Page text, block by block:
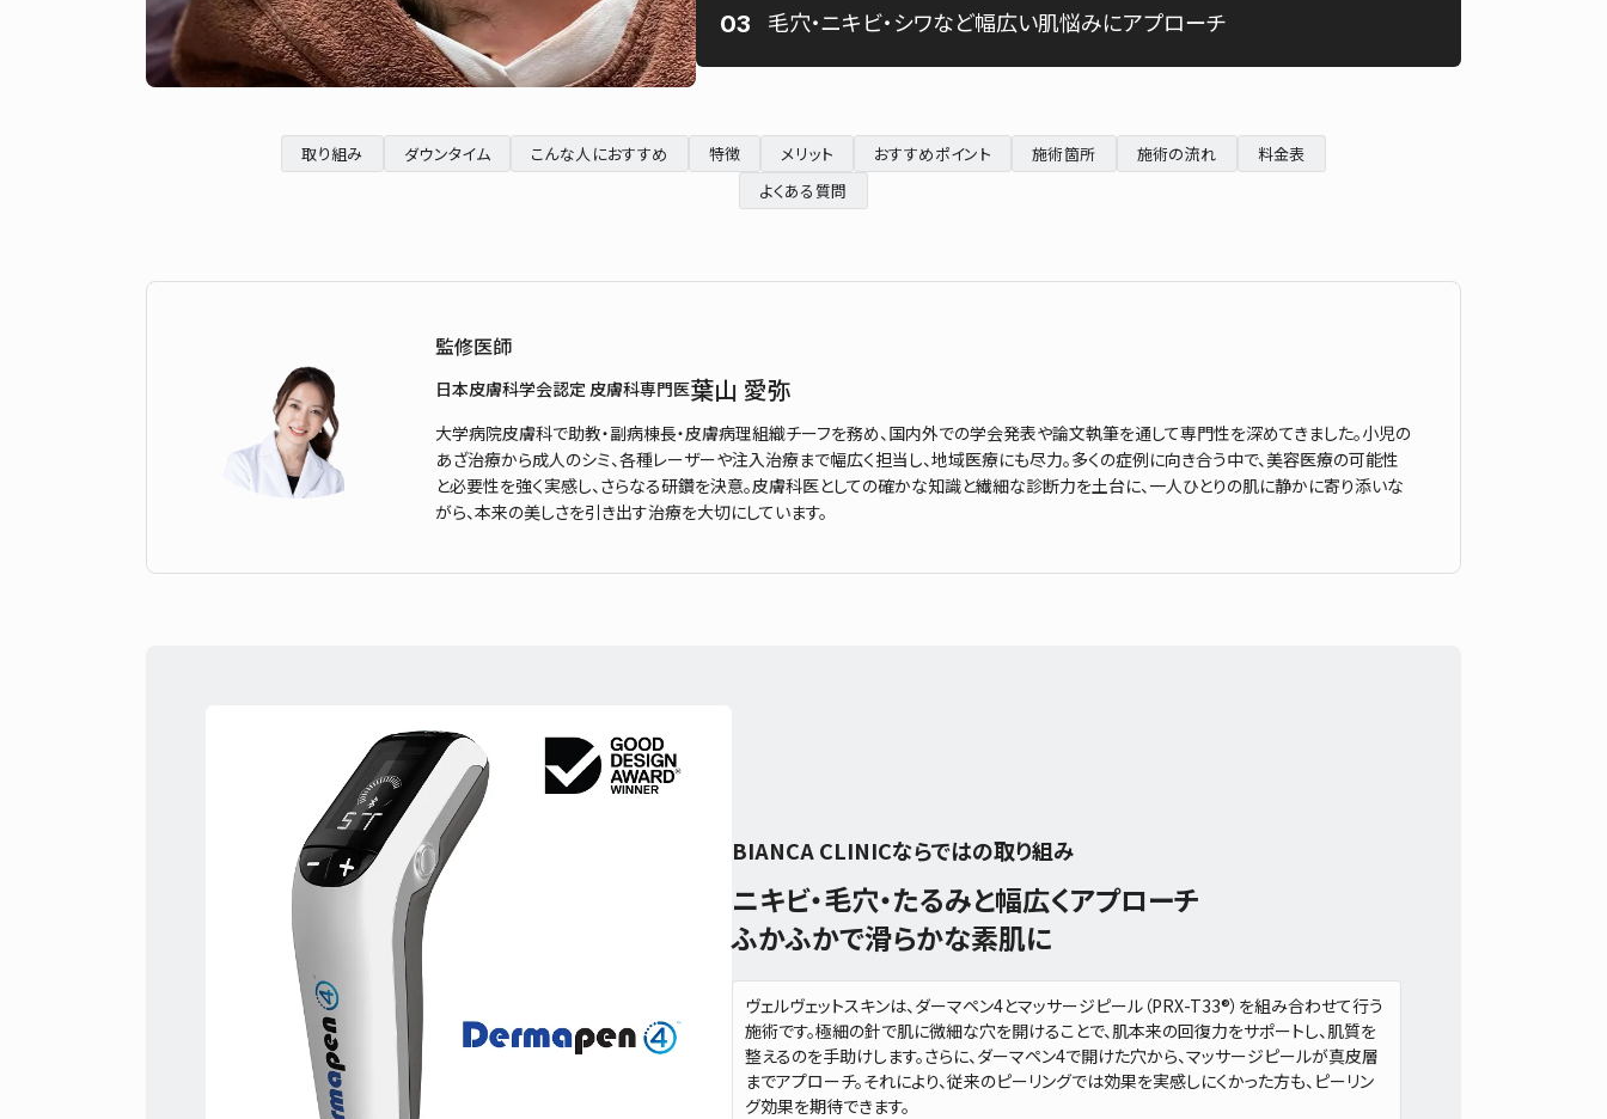
毛穴・ニキビ・シワなど幅広い肌悩みにアプローチ
取り組み ダウンタイム こんな人におすすめ 特徴 メリット おすすめポイント 施術箇所 施術の流れ
料金表
よくある質問
監修医師
日本皮膚科学会認定 皮膚科専門医葉山 愛弥
大学病院皮膚科で助教・副病棟長・皮膚病理組織チーフを務め、国内外での学会発表や論文執筆を通して専門性を深めてきました。小児の
あざ治療から成人のシミ、各種レーザーや注入治療まで幅広く担当し、地域医療にも尽力。多くの症例に向き合う中で、美容医療の可能性
と必要性を強く実感し、さらなる研鑽を決意。皮膚科医としての確かな知識と繊細な診断力を土台に、一人ひとりの肌に静かに寄り添いな
がら、本来の美しさを引き出す治療を大切にしています。
BIANCA CLINICならではの取り組み
ニキビ・毛穴・たるみと幅広くアプローチ
ふかふかで滑らかな素肌に
ヴェルヴェットスキンは、ダーマペン4とマッサージピール（PRX-T33®）を組み合わせて行う
施術です。極細の針で肌に微細な穴を開けることで、肌本来の回復力をサポートし、肌質を
整えるのを手助けします。さらに、ダーマペン4で開けた穴から、マッサージピールが真皮層
までアプローチ。それにより、従来のピーリングでは効果を実感しにくかった方も、ピーリン
グ効果を期待できます。